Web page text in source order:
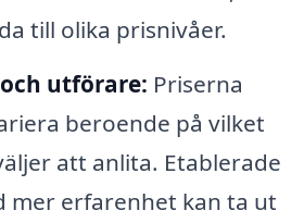
till olika prisnivåer.
utförare: Priserna
beroende på vilket
att anlita. Etablerade
mer erfarenhet kan ta ut